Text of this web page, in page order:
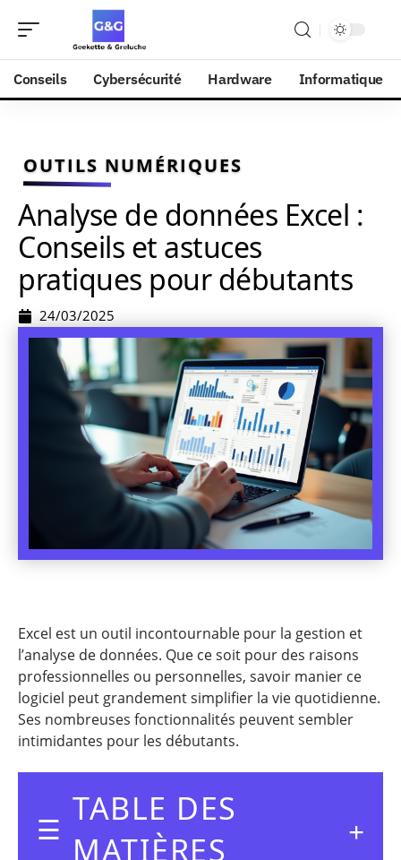
Conseils Cybersécurité Hardware Informatique
OUTILS NUMÉRIQUES
Analyse de données Excel :
Conseils et astuces
pratiques pour débutants
24/03/2025
Excel est un outil incontournable pour la gestion et
l’analyse de données. Que ce soit pour des raisons
professionnelles ou personnelles, savoir manier ce
logiciel peut grandement simplifier la vie quotidienne.
Ses nombreuses fonctionnalités peuvent sembler
intimidantes pour les débutants.
TABLE DES
MATIÈRES